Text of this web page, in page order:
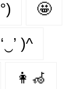
🤩
)^
👩‍🦽‍